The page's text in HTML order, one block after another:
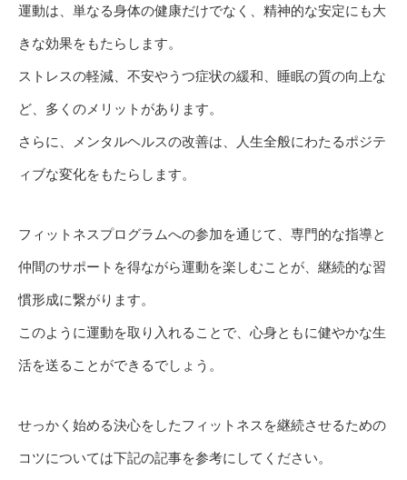
運動は、単なる身体の健康だけでなく、精神的な安定にも大
きな効果をもたらします。
ストレスの軽減、不安やうつ症状の緩和、睡眠の質の向上な
ど、多くのメリットがあります。
さらに、メンタルヘルスの改善は、人生全般にわたるポジテ
ィブな変化をもたらします。
フィットネスプログラムへの参加を通じて、専門的な指導と
仲間のサポートを得ながら運動を楽しむことが、継続的な習
慣形成に繋がります。
このように運動を取り入れることで、心身ともに健やかな生
活を送ることができるでしょう。
せっかく始める決心をしたフィットネスを継続させるための
コツについては下記の記事を参考にしてください。